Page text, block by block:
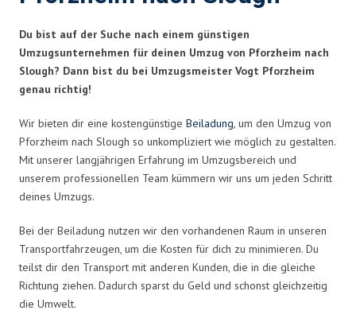
Du bist auf der Suche nach einem günstigen
Umzugsunternehmen für deinen Umzug von Pforzheim nach
Slough? Dann bist du bei Umzugsmeister Vogt Pforzheim
genau richtig!
Wir bieten dir eine kostengünstige Beiladung, um den Umzug von
Pforzheim nach Slough so unkompliziert wie möglich zu gestalten.
Mit unserer langjährigen Erfahrung im Umzugsbereich und
unserem professionellen Team kümmern wir uns um jeden Schritt
deines Umzugs.
Bei der Beiladung nutzen wir den vorhandenen Raum in unseren
Transportfahrzeugen, um die Kosten für dich zu minimieren. Du
teilst dir den Transport mit anderen Kunden, die in die gleiche
Richtung ziehen. Dadurch sparst du Geld und schonst gleichzeitig
die Umwelt.